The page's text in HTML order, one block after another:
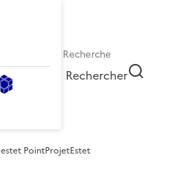
Rechercher
estet PointProjetEstet